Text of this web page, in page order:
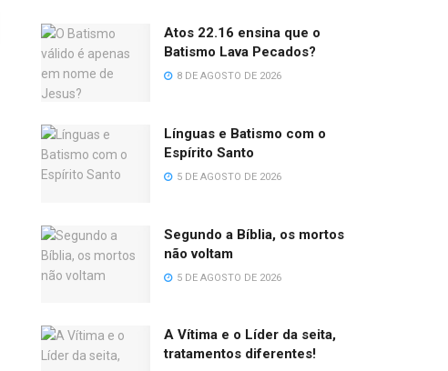
Atos 22.16 ensina que o
Batismo Lava Pecados?
8 DE AGOSTO DE 2026
Línguas e Batismo com o
Espírito Santo
5 DE AGOSTO DE 2026
Segundo a Bíblia, os mortos
não voltam
5 DE AGOSTO DE 2026
A Vítima e o Líder da seita,
tratamentos diferentes!